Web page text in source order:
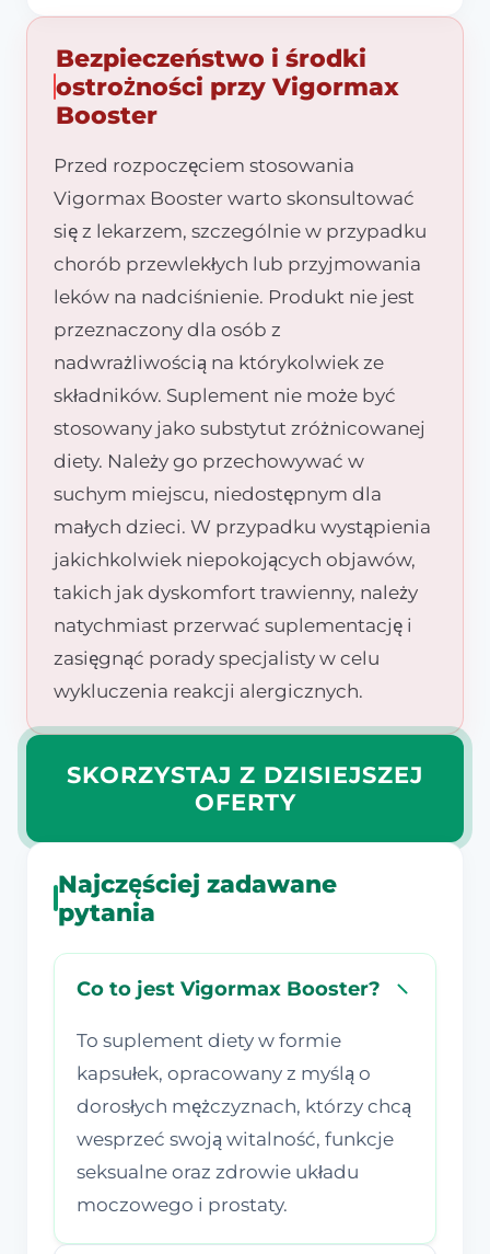
Bezpieczeństwo i środki
ostrożności przy Vigormax
Booster
Przed rozpoczęciem stosowania
Vigormax Booster warto skonsultować
się z lekarzem, szczególnie w przypadku
chorób przewlekłych lub przyjmowania
leków na nadciśnienie. Produkt nie jest
przeznaczony dla osób z
nadwrażliwością na którykolwiek ze
składników. Suplement nie może być
stosowany jako substytut zróżnicowanej
diety. Należy go przechowywać w
suchym miejscu, niedostępnym dla
małych dzieci. W przypadku wystąpienia
jakichkolwiek niepokojących objawów,
takich jak dyskomfort trawienny, należy
natychmiast przerwać suplementację i
zasięgnąć porady specjalisty w celu
wykluczenia reakcji alergicznych.
SKORZYSTAJ Z DZISIEJSZEJ
OFERTY
Najczęściej zadawane
pytania
Co to jest Vigormax Booster?
To suplement diety w formie
kapsułek, opracowany z myślą o
dorosłych mężczyznach, którzy chcą
wesprzeć swoją witalność, funkcje
seksualne oraz zdrowie układu
moczowego i prostaty.